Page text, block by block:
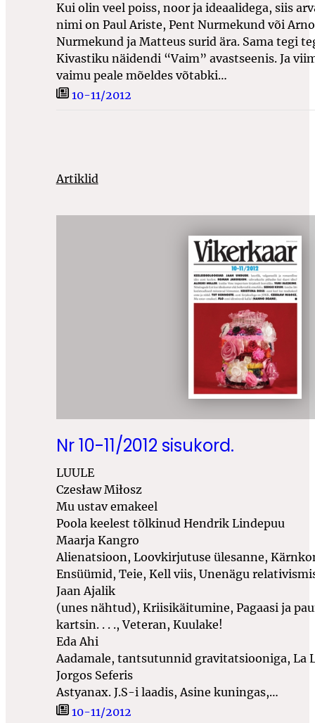
Kui olin veel poiss, noor ja ideaalidega, siis
nimi on Paul Ariste, Pent Nurmekund või
Nurmekund ja Matteus surid ära. Sama tegi
Kivastiku näidendi “Vaim” avastseenis. Ja
vaimu peale mõeldes võtabki…
10-11/2012
Artiklid
Nr 10-11/2012 sisukord.
LUULE
Czesław Miłosz
Mu ustav emakeel
Poola keelest tõlkinud Hendrik Lindepuu
Maarja Kangro
Alienatsioon, Loovkirjutuse ülesanne,
Ensüümid, Teie, Kell viis, Unenägu
Jaan Ajalik
(unes nähtud), Kriisikäitumine, Pagaasi ja
kartsin. . . ., Veteran, Kuulake!
Eda Ahi
Aadamale, tantsutunnid gravitatsiooniga, La
Jorgos Seferis
Astyanax. J.S-i laadis, Asine kuningas,…
10-11/2012